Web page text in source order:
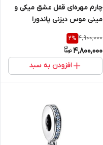
چارم مهره‌ای قفل عشق میکی و
مینی موس دیزنی پاندورا
4,900,000
2%
4,800,000
افزودن به سبد